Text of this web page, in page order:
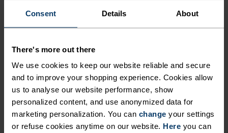
Consent Details About
There's more out there
We use cookies to keep our website reliable and secure
and to improve your shopping experience. Cookies allow
us to analyse our website performance, show
personalized content, and use anonymized data for
marketing personalization. You can change your settings
or refuse cookies anytime on our website. Here you can
POLYESTER
Polyester er en holdbar syntetisk fiber med fuktledende
og hurtigtørkende egenskaper. Den beholder formen sin,
noe som gjør den rynke- og krymperesistent, og holder
fargen eksepsjonelt godt gjennom mange bruksområder.
Du finner det i produkter som våre base layers.